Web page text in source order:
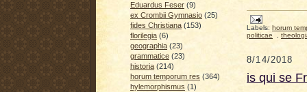
Eduardus Feser (9)
ex Crombii Gymnasio (25)
fides Christiana (153)
florilegia (6)
geographia (23)
grammatice (23)
historia (214)
horum temporum res (364)
hylemorphismus (1)
Labels: horum
politicae
8/14/2018
is qui se